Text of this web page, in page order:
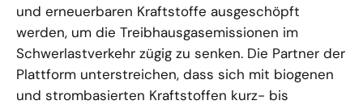
und erneuerbaren Kraftstoffe ausgeschöpft
werden, um die Treibhausgasemissionen im
Schwerlastverkehr zügig zu senken. Die Partner der
Plattform unterstreichen, dass sich mit biogenen
und strombasierten Kraftstoffen kurz- bis